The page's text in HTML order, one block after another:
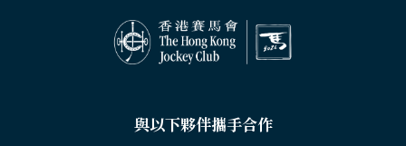
與以下夥伴攜手合作